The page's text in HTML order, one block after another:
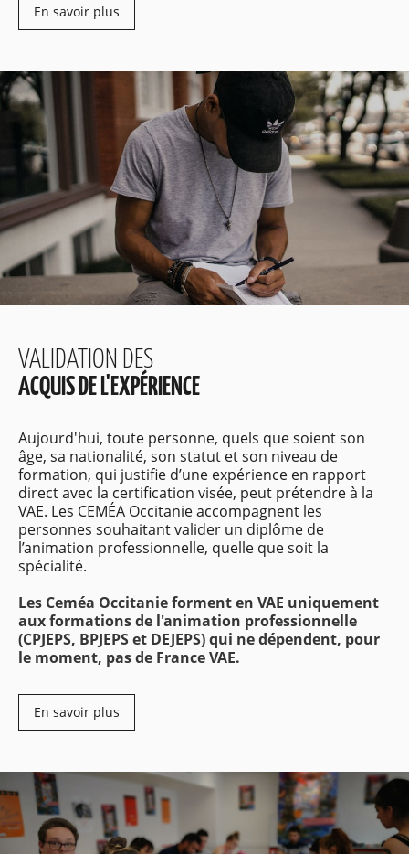
En savoir plus
VALIDATION DES
ACQUIS DE L'EXPÉRIENCE
Aujourd'hui, toute personne, quels que soient son
âge, sa nationalité, son statut et son niveau de
formation, qui justifie d’une expérience en rapport
direct avec la certification visée, peut prétendre à la
VAE. Les CEMÉA Occitanie accompagnent les
personnes souhaitant valider un diplôme de
l’animation professionnelle, quelle que soit la
spécialité.
Les Ceméa Occitanie forment en VAE uniquement
aux formations de l'animation professionnelle
(CPJEPS, BPJEPS et DEJEPS) qui ne dépendent, pour
le moment, pas de France VAE.
En savoir plus